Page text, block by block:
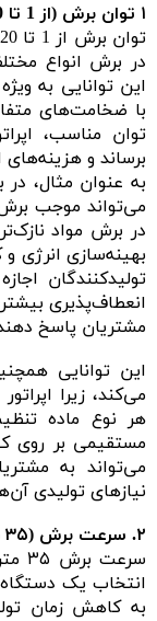
۱ توان برش (از 1 تا 20 کیلو وات)
در برش انواع
این توانایی به
با ضخامت‌های
توان مناسب،
برساند و هزینه‌های
به عنوان مثال، در
می‌تواند موجب
در برش مواد
بهینه‌سازی انرژی
تولیدکنندگان
انعطاف‌پذیری
مشتریان پاسخ
این توانایی
می‌کند، زیرا
هر نوع ماده
مستقیمی بر روی
می‌تواند به
نیازهای تولیدی
۲. سرعت برش (۳۵ متر بر دقیقه)
انتخاب یک
به کاهش زمان